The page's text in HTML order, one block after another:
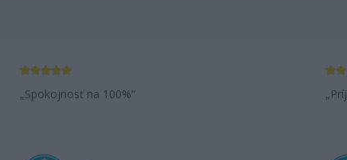
Spokojnosť na 100%